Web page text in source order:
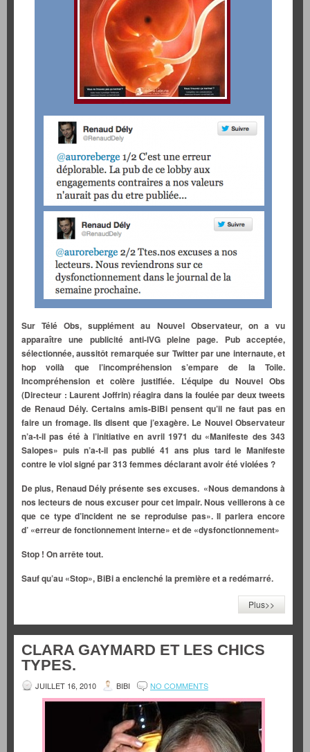
Sur Télé Obs, supplément au Nouvel Observateur, on a vu
apparaître une publicité anti-IVG pleine page. Pub acceptée,
sélectionnée, aussitôt remarquée sur Twitter par une internaute, et
hop voilà que l’incompréhension s’empare de la Toile.
Incompréhension et colère justifiée. L’équipe du Nouvel Obs
(Directeur : Laurent Joffrin) réagira dans la foulée par deux tweets
de Renaud Dély. Certains amis-BiBi pensent qu’il ne faut pas en
faire un fromage. Ils disent que j’exagère. Le Nouvel Observateur
n’a-t-il pas été à l’initiative en avril 1971 du «Manifeste des 343
Salopes» puis n’a-t-il pas publié 41 ans plus tard le Manifeste
contre le viol signé par 313 femmes déclarant avoir été violées ?
De plus, Renaud Dély présente ses excuses. «Nous demandons à
nos lecteurs de nous excuser pour cet impair. Nous veillerons à ce
que ce type d’incident ne se reproduise pas». Il parlera encore
d’ «erreur de fonctionnement interne» et de «dysfonctionnement»
Stop ! On arrête tout.
Sauf qu’au «Stop», BiBi a enclenché la première et a redémarré.
Plus>>
CLARA GAYMARD ET LES CHICS
TYPES.
JUILLET 16, 2010 BIBI NO COMMENTS